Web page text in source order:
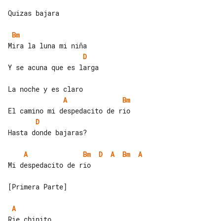
Quizas bajara
Bm
D
Y se acuna que es larga
A
Bm
D
Hasta donde bajaras?
A Bm D A Bm
A
Mi despedacito de rio
[Primera Parte]
A